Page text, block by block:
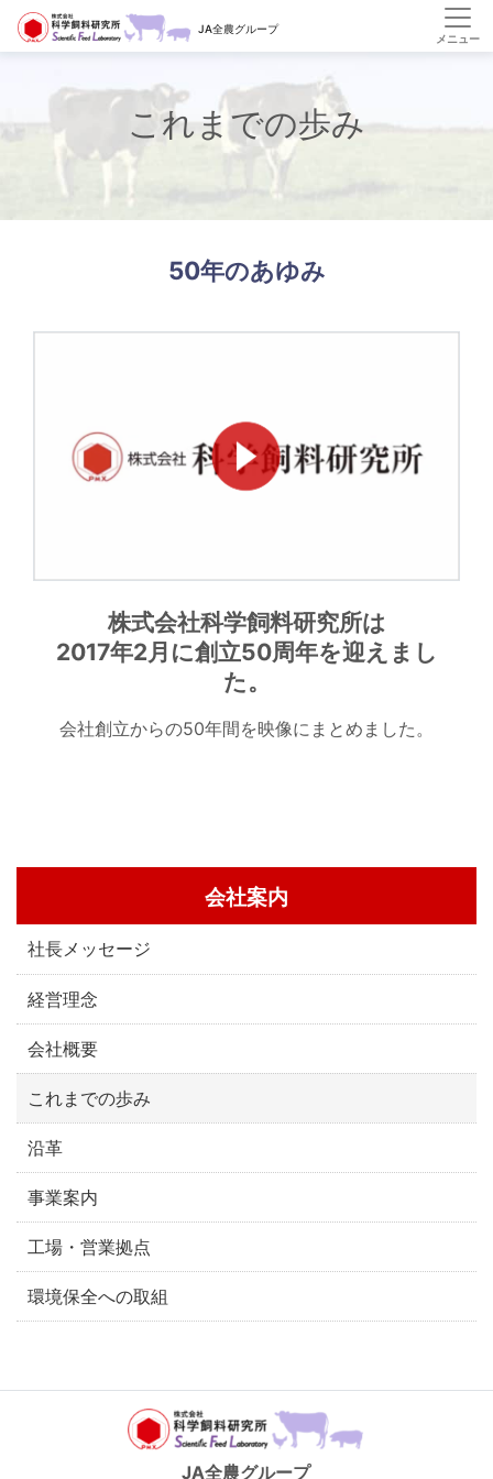
JA全農グループ
HOME 会社案内 これまでの歩み
これまでの歩み
50年のあゆみ
株式会社科学飼料研究所は
2017年2月に創立50周年を迎えまし
た。
会社創立からの50年間を映像にまとめました。
会社案内
社長メッセージ
経営理念
会社概要
これまでの歩み
沿革
事業案内
工場・営業拠点
環境保全への取組
JA全農グループ